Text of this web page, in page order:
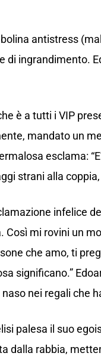
antistress
di ingrandimento.
è a tutti i VIP
mandato un
esclama:
strani alla
infelice
Così mi rovini un
che amo, ti
significano.”
nei regali che
palesa il suo
dalla rabbia,